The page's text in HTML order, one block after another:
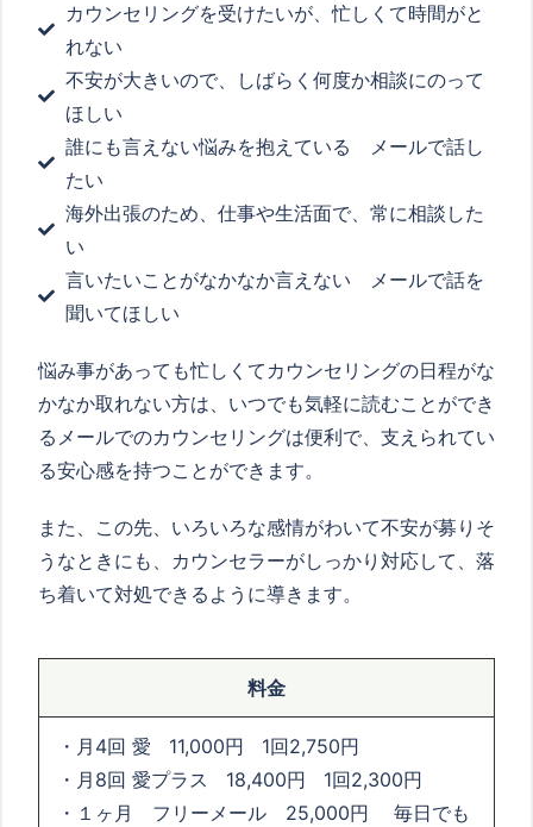
カウンセリングを受けたいが、忙しくて時間がと
れない
不安が大きいので、しばらく何度か相談にのって
ほしい
誰にも言えない悩みを抱えている メールで話し
たい
海外出張のため、仕事や生活面で、常に相談した
い
言いたいことがなかなか言えない メールで話を
聞いてほしい
悩み事があっても忙しくてカウンセリングの日程がな
かなか取れない方は、いつでも気軽に読むことができ
るメールでのカウンセリングは便利で、支えられてい
る安心感を持つことができます。
また、この先、いろいろな感情がわいて不安が募りそ
うなときにも、カウンセラーがしっかり対応して、落
ち着いて対処できるように導きます。
料金
・月4回 愛 11,000円 1回2,750円
・月8回 愛プラス 18,400円 1回2,300円
・１ヶ月 フリーメール 25,000円 毎日でも